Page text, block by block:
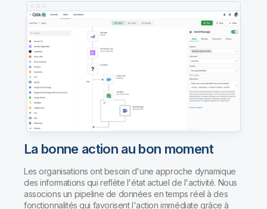
La bonne action au bon moment
Les organisations ont besoin d'une approche dynamique
des informations qui reflète l'état actuel de l'activité. Nous
associons un pipeline de données en temps réel à des
fonctionnalités qui favorisent l'action immédiate grâce à